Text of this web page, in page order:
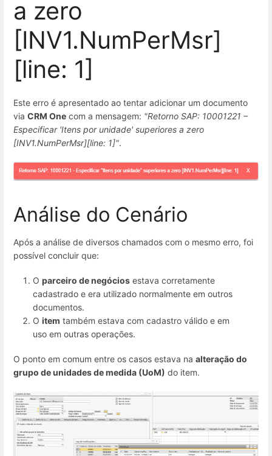
a zero
[INV1.NumPerMsr]
[line: 1]
Este erro é apresentado ao tentar adicionar um documento
via CRM One com a mensagem: "Retorno SAP: 10001221 –
Especificar 'Itens por unidade' superiores a zero
[INV1.NumPerMsr][line: 1]".
Análise do Cenário
Após a análise de diversos chamados com o mesmo erro, foi
possível concluir que:
O parceiro de negócios estava corretamente
cadastrado e era utilizado normalmente em outros
documentos.
O item também estava com cadastro válido e em
uso em outras operações.
O ponto em comum entre os casos estava na alteração do
grupo de unidades de medida (UoM) do item.